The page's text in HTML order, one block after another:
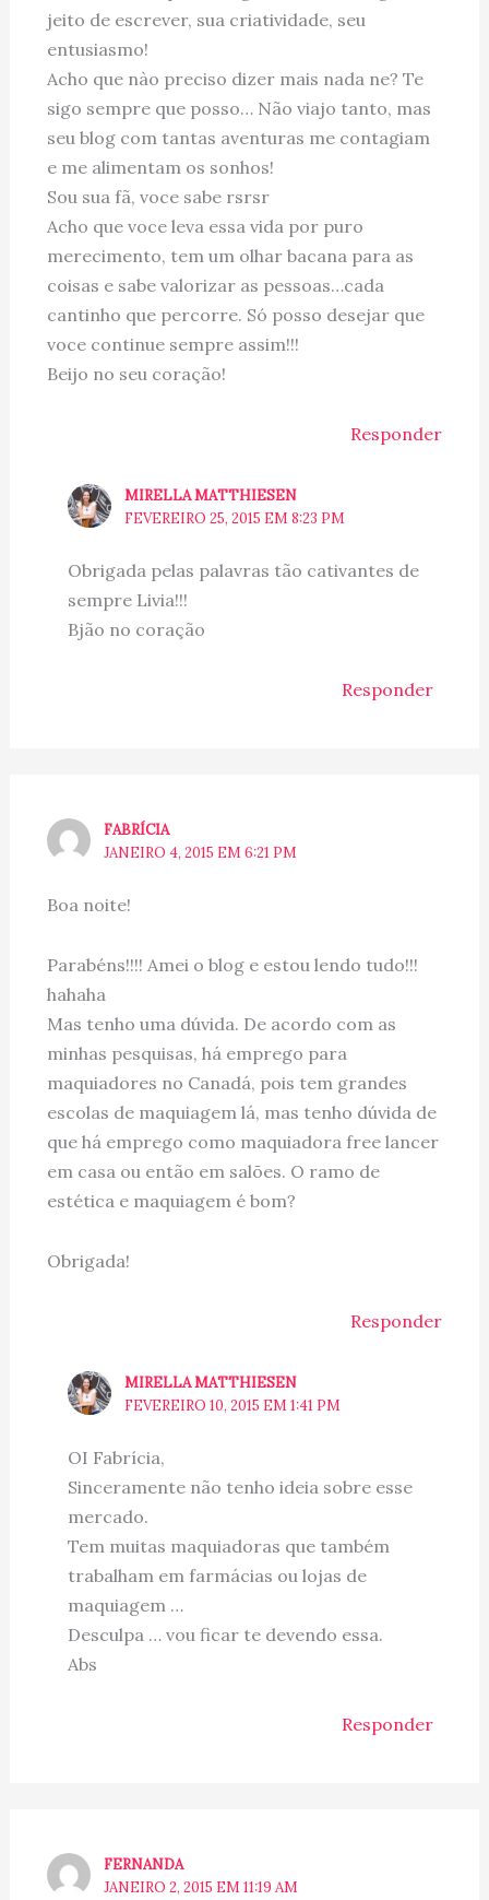
jeito de escrever, sua criatividade, seu
entusiasmo!
Acho que nào preciso dizer mais nada ne? Te
sigo sempre que posso… Não viajo tanto, mas
seu blog com tantas aventuras me contagiam
e me alimentam os sonhos!
Sou sua fã, voce sabe rsrsr
Acho que voce leva essa vida por puro
merecimento, tem um olhar bacana para as
coisas e sabe valorizar as pessoas…cada
cantinho que percorre. Só posso desejar que
voce continue sempre assim!!!
Beijo no seu coração!
Responder
MIRELLA MATTHIESEN
FEVEREIRO 25, 2015 EM 8:23 PM
Obrigada pelas palavras tão cativantes de
sempre Livia!!!
Bjão no coração
Responder
FABRÍCIA
JANEIRO 4, 2015 EM 6:21 PM
Boa noite!
Parabéns!!!! Amei o blog e estou lendo tudo!!!
hahaha
Mas tenho uma dúvida. De acordo com as
minhas pesquisas, há emprego para
maquiadores no Canadá, pois tem grandes
escolas de maquiagem lá, mas tenho dúvida de
que há emprego como maquiadora free lancer
em casa ou então em salões. O ramo de
estética e maquiagem é bom?
Obrigada!
Responder
MIRELLA MATTHIESEN
FEVEREIRO 10, 2015 EM 1:41 PM
OI Fabrícia,
Sinceramente não tenho ideia sobre esse
mercado.
Tem muitas maquiadoras que também
trabalham em farmácias ou lojas de
maquiagem …
Desculpa … vou ficar te devendo essa.
Abs
Responder
FERNANDA
JANEIRO 2, 2015 EM 11:19 AM